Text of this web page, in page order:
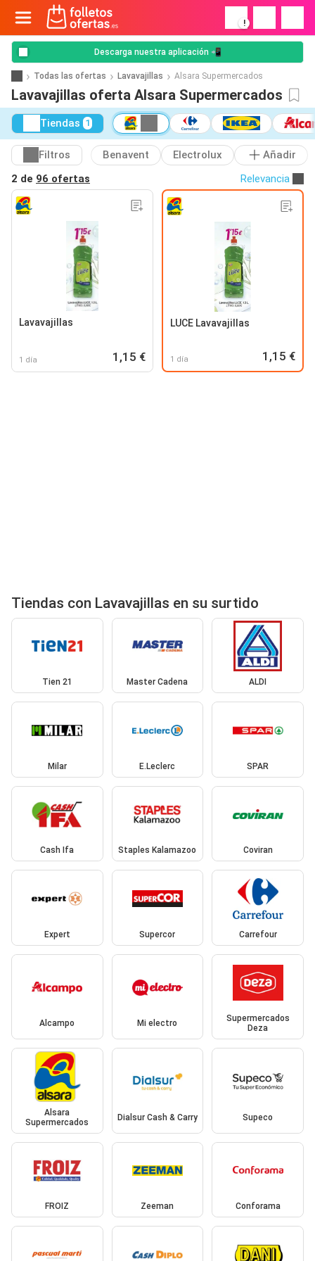
!
Descarga nuestra aplicación 📲
Todas las ofertas Lavavajillas Alsara Supermercados
Lavavajillas oferta Alsara Supermercados
Tiendas 1
Filtros Benavent Electrolux
Añadir
2 de 96 ofertas Relevancia
Lavavajillas
1 día 1,15 €
LUCE Lavavajillas
1 día 1,15 €
Tiendas con Lavavajillas en su surtido
Tien 21 Master Cadena ALDI
Milar E.Leclerc SPAR
Cash Ifa Staples Kalamazoo Coviran
Expert Supercor Carrefour
Alcampo Mi electro
Supermercados
Deza
Alsara
Supermercados
Dialsur Cash & Carry Supeco
FROIZ Zeeman Conforama